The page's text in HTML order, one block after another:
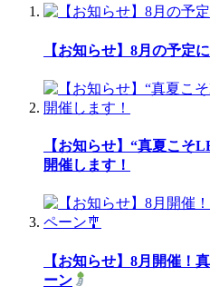
【お知らせ】8月の予定
【お知らせ】“真夏こそ
開催します！
【お知らせ】8月開催！
ーン